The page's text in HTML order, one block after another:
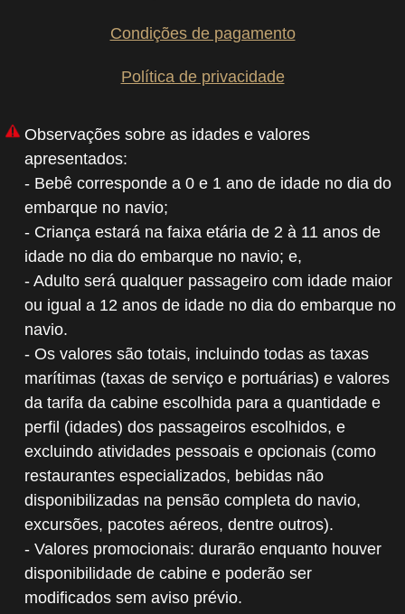
Condições de pagamento
Política de privacidade
Observações sobre as idades e valores
apresentados:
- Bebê corresponde a 0 e 1 ano de idade no dia do
embarque no navio;
- Criança estará na faixa etária de 2 à 11 anos de
idade no dia do embarque no navio; e,
- Adulto será qualquer passageiro com idade maior
ou igual a 12 anos de idade no dia do embarque no
navio.
- Os valores são totais, incluindo todas as taxas
marítimas (taxas de serviço e portuárias) e valores
da tarifa da cabine escolhida para a quantidade e
perfil (idades) dos passageiros escolhidos, e
excluindo atividades pessoais e opcionais (como
restaurantes especializados, bebidas não
disponibilizadas na pensão completa do navio,
excursões, pacotes aéreos, dentre outros).
- Valores promocionais: durarão enquanto houver
disponibilidade de cabine e poderão ser
modificados sem aviso prévio.